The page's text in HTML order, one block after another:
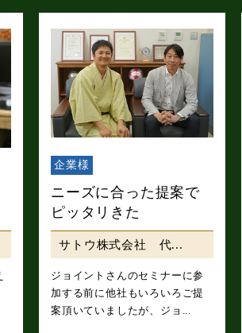
企業様
ニーズに合った提案で
ピッタリきた
サトウ株式会社 代...
ジョイントさんのセミナーに参
加する前に他社もいろいろご提
案頂いていましたが、ジョ...